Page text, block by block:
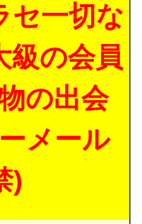
セ一切な
級の会員
の出会
メール
)